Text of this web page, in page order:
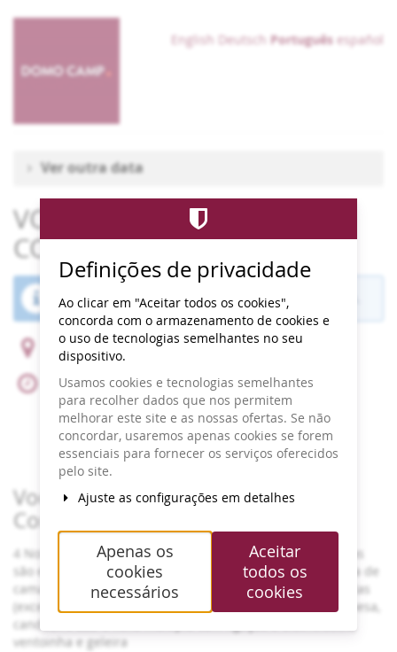
Skip to
English Deutsch Português español
Ver outra data
VODAFONE PAREDES DE
COURA 2025
O período de vendas para este evento terminou.
Praia Fluvial do Tabuão - Calçada do Taboão
13 de Agosto de 2025 –até
17 de Agosto de 2025
Início: 14:00
Fim:14:00
Adicionar ao Calendário
Produtos
Vodafone Paredes de Coura -
Comfort Pack (4 noites)
4 Noites de Glamping de dia 13/08 a 17/08.Todas as tendas
são equipada com camas "verdadeiras", almofada e roupa de
cama, tapete, Guarda roupa com rack para roupa e cruzetas
(excepto nas tendas de 3 pessoas) pequeno espelho de mesa,
candeeiro LED e ficha múltipla com ligação à eletricidade,
ventoinha e geleira
Definições de privacidade
Ao clicar em "Aceitar todos os cookies",
concorda com o armazenamento de cookies e
o uso de tecnologias semelhantes no seu
dispositivo.
Usamos cookies e tecnologias semelhantes
para recolher dados que nos permitem
melhorar este site e as nossas ofertas. Se não
concordar, usaremos apenas cookies se forem
essenciais para fornecer os serviços oferecidos
pelo site.
Ajuste as configurações em detalhes
Apenas os
cookies
necessários
Aceitar
todos os
cookies